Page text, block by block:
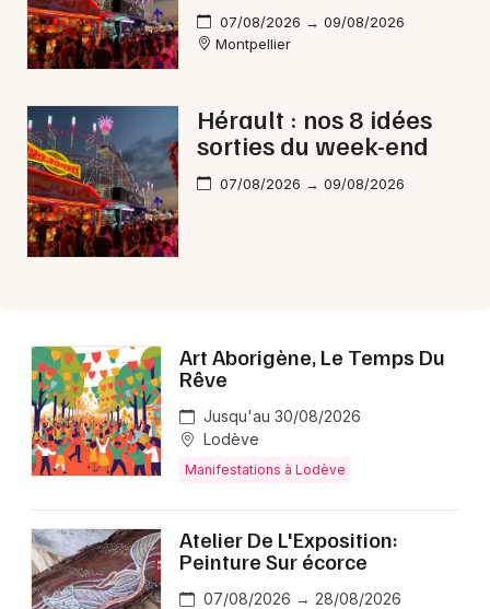
Artistes en tournée
Magazine à Lodève
34 - Hérault
Choisir mes départements
Mon email
Je m'abonne
07/08/2026 → 09/08/2026
Montpellier
Hérault : nos 8 idées
sorties du week-end
07/08/2026 → 09/08/2026
Art Aborigène, Le Temps Du
Rêve
Jusqu'au 30/08/2026
Lodève
Manifestations à Lodève
Atelier De L'Exposition:
Peinture Sur écorce
07/08/2026 → 28/08/2026